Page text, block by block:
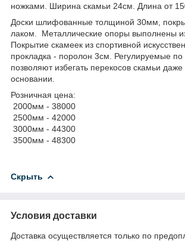
ножками. Ширина скамьи 24см. Длина от
Доски шлифованные толщиной 30мм,
лаком. Металлические опоры выполнены
Покрытие скамеек из спортивной
прокладка - поролон 3см. Регулируемые по
позволяют избегать перекосов скамьи
основании.
Розничная цена:
2000мм - 38000
2500мм - 42000
3000мм - 44300
3500мм - 48300
Скрыть
Условия доставки
Доставка осуществляется только по